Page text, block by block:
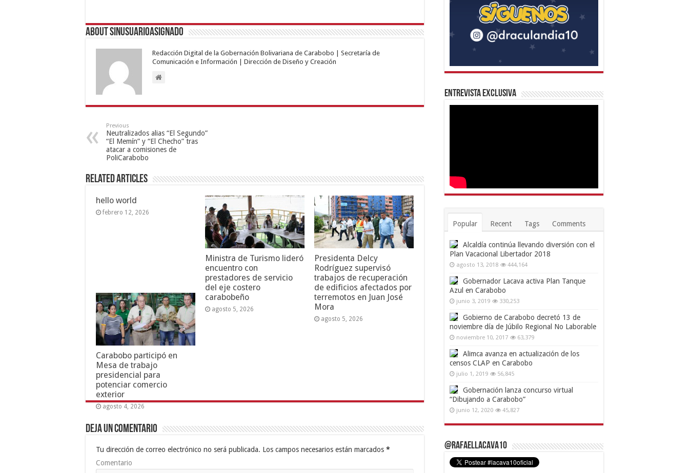
About sinusuarioasignado
Redacción Digital de la Gobernación Bolivariana de Carabobo | Secretaría de
Comunicación e Información | Dirección de Diseño y Creación
Previous
Neutralizados alias “El Segundo”
“El Memín” y “El Checho” tras
atacar a comisiones de
PoliCarabobo
Related Articles
hello world
febrero 12, 2026
Ministra de Turismo lideró
encuentro con
prestadores de servicio
del eje costero
carabobeño
agosto 5, 2026
Presidenta Delcy
Rodríguez supervisó
trabajos de recuperación
de edificios afectados por
terremotos en Juan José
Mora
agosto 5, 2026
Carabobo participó en
Mesa de trabajo
presidencial para
potenciar comercio
exterior
agosto 4, 2026
Deja un comentario
Tu dirección de correo electrónico no será publicada. Los campos necesarios están marcados *
Comentario
Entrevista Exclusiva
Popular Recent Tags Comments
Alcaldía continúa llevando diversión con el
Plan Vacacional Libertador 2018
agosto 13, 2018 444,164
Gobernador Lacava activa Plan Tanque
Azul en Carabobo
junio 3, 2019 330,253
Gobierno de Carabobo decretó 13 de
noviembre día de Júbilo Regional No Laborable
noviembre 10, 2017 63,379
Alimca avanza en actualización de los
censos CLAP en Carabobo
julio 1, 2019 56,845
Gobernación lanza concurso virtual
“Dibujando a Carabobo”
junio 12, 2020 45,827
@RafaelLacava10